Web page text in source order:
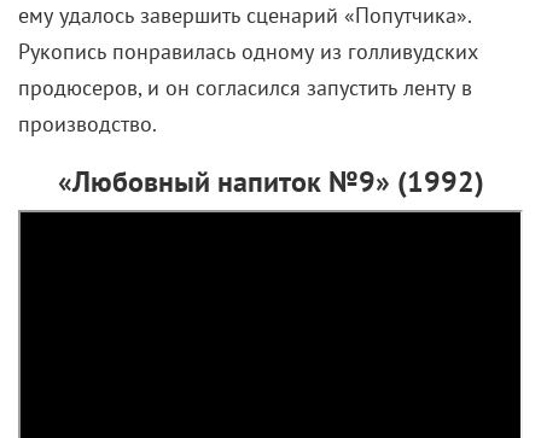
ему удалось завершить сценарий «Попутчика».
Рукопись понравилась одному из голливудских
продюсеров, и он согласился запустить ленту в
производство.
«Любовный напиток №9» (1992)